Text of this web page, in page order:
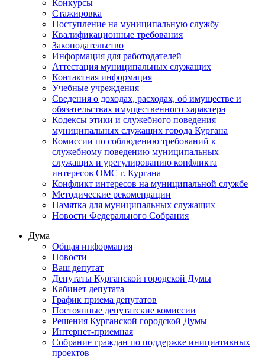
Конкурсы
Стажировка
Поступление на муниципальную службу
Квалификационные требования
Законодательство
Информация для работодателей
Аттестация муниципальных служащих
Контактная информация
Учебные учреждения
Сведения о доходах, расходах, об имуществе и
обязательствах имущественного характера
Кодексы этики и служебного поведения
муниципальных служащих города Кургана
Комиссии по соблюдению требований к
служебному поведению муниципальных
служащих и урегулированию конфликта
интересов ОМС г. Кургана
Конфликт интересов на муниципальной службе
Методические рекомендации
Памятка для муниципальных служащих
Новости Федерального Cобрания
Дума
Общая информация
Новости
Ваш депутат
Депутаты Курганской городской Думы
Кабинет депутата
График приема депутатов
Постоянные депутатские комиссии
Решения Курганской городской Думы
Интернет-приемная
Собрание граждан по поддержке инициативных
проектов